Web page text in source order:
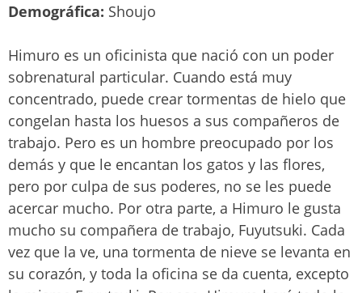
Demográfica: Shoujo
Himuro es un oficinista que nació con un poder
sobrenatural particular. Cuando está muy
concentrado, puede crear tormentas de hielo que
congelan hasta los huesos a sus compañeros de
trabajo. Pero es un hombre preocupado por los
demás y que le encantan los gatos y las flores,
pero por culpa de sus poderes, no se les puede
acercar mucho. Por otra parte, a Himuro le gusta
mucho su compañera de trabajo, Fuyutsuki. Cada
vez que la ve, una tormenta de nieve se levanta en
su corazón, y toda la oficina se da cuenta, excepto